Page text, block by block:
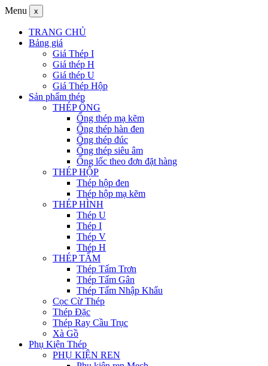
Menu x
TRANG CHỦ
Bảng giá
Giá Thép I
Giá thép H
Giá thép U
Giá Thép Hộp
Sản phẩm thép
THÉP ỐNG
Ống thép mạ kẽm
Ống thép hàn đen
Ống thép đúc
Ống thép siêu âm
Ống lốc theo đơn đặt hàng
THÉP HỘP
Thép hộp đen
Thép hộp mạ kẽm
THÉP HÌNH
Thép U
Thép I
Thép V
Thép H
THÉP TẤM
Thép Tấm Trơn
Thép Tấm Gân
Thép Tấm Nhập Khẩu
Cọc Cừ Thép
Thép Đặc
Thép Ray Cầu Trục
Xà Gồ
Phụ Kiện Thép
PHỤ KIỆN REN